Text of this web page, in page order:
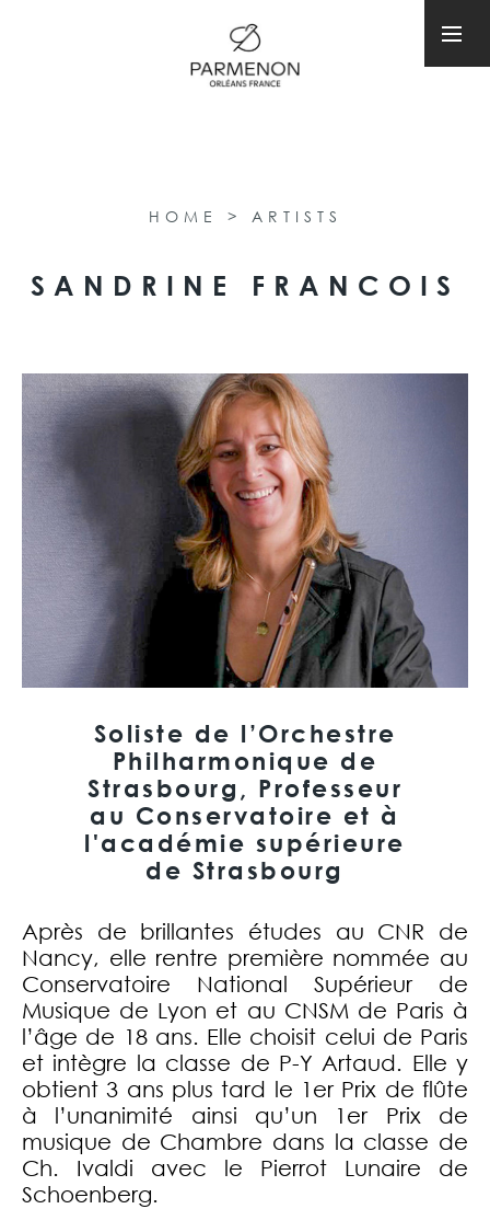
HOME > ARTISTS
SANDRINE FRANCOIS
Soliste de l’Orchestre
Philharmonique de
Strasbourg, Professeur
au Conservatoire et à
l'académie supérieure
de Strasbourg
Après de brillantes études au CNR de
Nancy, elle rentre première nommée au
Conservatoire National Supérieur de
Musique de Lyon et au CNSM de Paris à
l’âge de 18 ans. Elle choisit celui de Paris
et intègre la classe de P-Y Artaud. Elle y
obtient 3 ans plus tard le 1er Prix de flûte
à l’unanimité ainsi qu’un 1er Prix de
musique de Chambre dans la classe de
Ch. Ivaldi avec le Pierrot Lunaire de
Schoenberg.